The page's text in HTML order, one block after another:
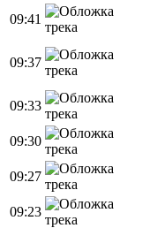
09:41
09:37
09:33
09:30
09:27
09:23